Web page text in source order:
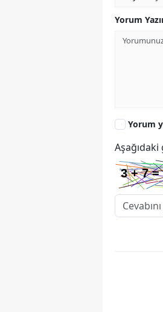
Yorum
Yorum